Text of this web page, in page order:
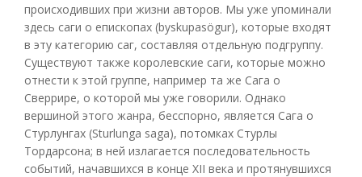
происходивших при жизни авторов. Мы уже упоминали
здесь саги о епископах (byskupasögur), которые входят
в эту категорию саг, составляя отдельную подгруппу.
Существуют также королевские саги, которые можно
отнести к этой группе, например та же Сага о
Сверрире, о которой мы уже говорили. Однако
вершиной этого жанра, бесспорно, является Сага о
Стурлунгах (Sturlunga saga), потомках Стурлы
Тордарсона; в ней излагается последовательность
событий, начавшихся в конце XII века и протянувшихся